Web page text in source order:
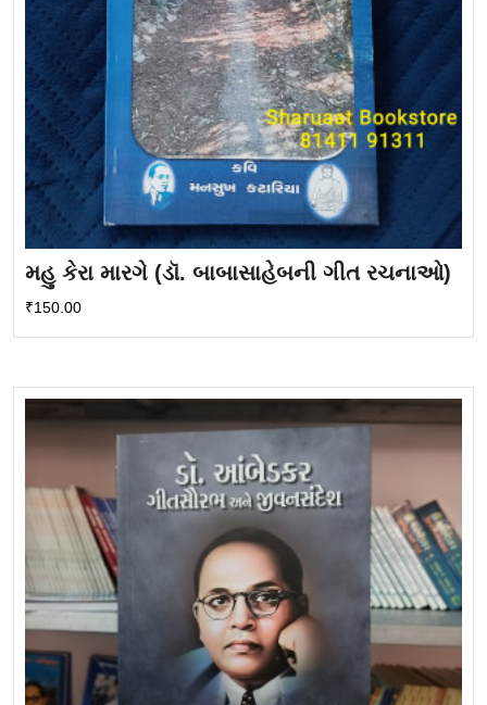
મહુ કેરા મારગે (ડૉ. બાબાસાહેબની ગીત રચનાઓ)
₹150.00